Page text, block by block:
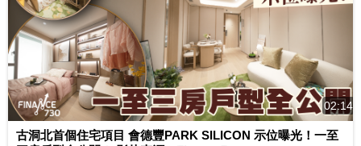
02:14
古洞北首個住宅項目 會德豐PARK SILICON 示位曝光！一至